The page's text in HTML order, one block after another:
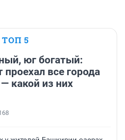
ТОП 5
юг богатый:
все города
какой из них